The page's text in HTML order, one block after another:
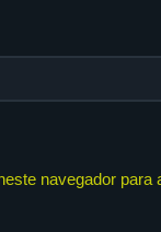
navegador para